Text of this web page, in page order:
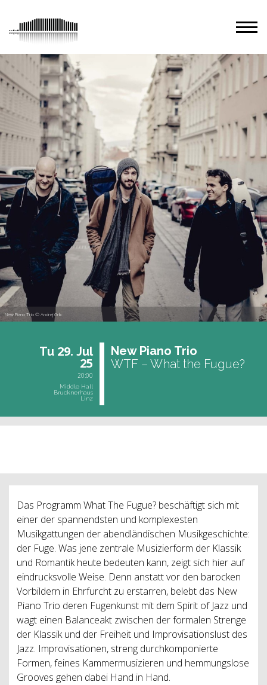
New Piano Trio © Andrej Grilc
Tu 29. Jul
25
20:00
Middle Hall
Brucknerhaus
Linz
New Piano Trio
WTF – What the Fugue?
Das Programm What The Fugue? beschäftigt sich mit
einer der spannendsten und komplexesten
Musikgattungen der abendländischen Musikgeschichte:
der Fuge. Was jene zentrale Musizierform der Klassik
und Romantik heute bedeuten kann, zeigt sich hier auf
eindrucksvolle Weise. Denn anstatt vor den barocken
Vorbildern in Ehrfurcht zu erstarren, belebt das New
Piano Trio deren Fugenkunst mit dem Spirit of Jazz und
wagt einen Balanceakt zwischen der formalen Strenge
der Klassik und der Freiheit und Improvisationslust des
Jazz. Improvisationen, streng durchkomponierte
Formen, feines Kammermusizieren und hemmungslose
Grooves gehen dabei Hand in Hand.